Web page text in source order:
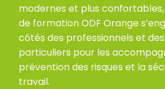
modernes et plus
de formation ODF Orange
côtés des professionnels et des
particuliers pour les
prévention des risques et la
travail.